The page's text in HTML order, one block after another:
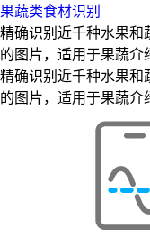
果蔬类食材识别
精确识别近千种水果和
的图片，适用于果蔬介
精确识别近千种水果和
的图片，适用于果蔬介